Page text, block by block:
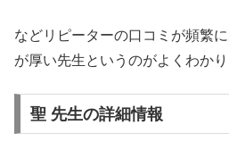
などリピーターの口コミが頻繁
が厚い先生というのがよくわか
聖 先生の詳細情報